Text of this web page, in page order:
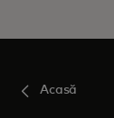
Acasă